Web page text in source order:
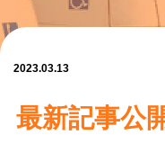
2023.03.13
最新記事公